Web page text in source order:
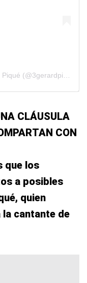
CLÁUSULA
CON
que los
a posibles
quien
cantante de